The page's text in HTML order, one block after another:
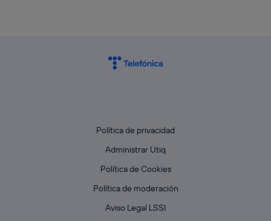
Política de privacidad
Administrar Utiq
Política de Cookies
Política de moderación
Aviso Legal LSSI